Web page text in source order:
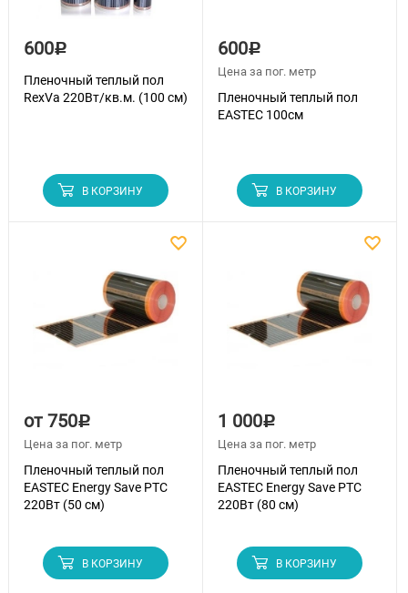
600Р
Пленочный теплый пол
RexVa 220Вт/кв.м. (100 см)
В КОРЗИНУ
600Р
Цена за пог. метр
Пленочный теплый пол
EASTEC 100см
В КОРЗИНУ
от 750Р
Цена за пог. метр
Пленочный теплый пол
EASTEC Energy Save PTC
220Вт (50 см)
В КОРЗИНУ
1 000Р
Цена за пог. метр
Пленочный теплый пол
EASTEC Energy Save PTC
220Вт (80 см)
В КОРЗИНУ